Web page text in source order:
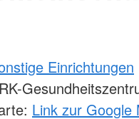
Einrichtungen
Link zur Google